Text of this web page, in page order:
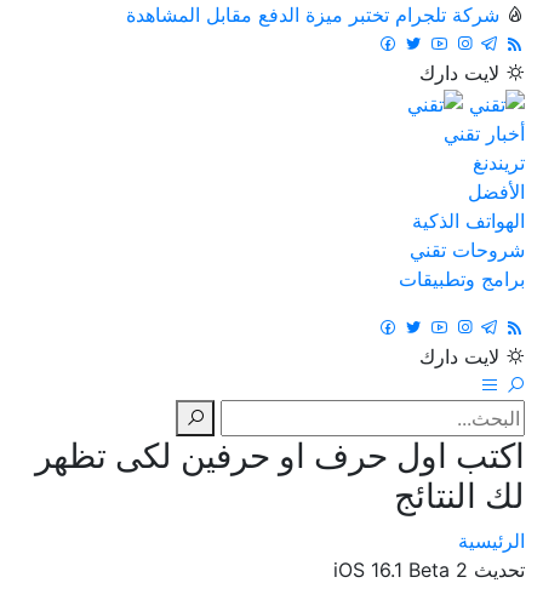
شركة تلجرام تختبر ميزة الدفع مقابل المشاهدة
لايت دارك
أخبار تقني
تريندنغ
الأفضل
الهواتف الذكية
شروحات تقني
برامج وتطبيقات
لايت دارك
اكتب اول حرف او حرفين لكى تظهر
لك النتائج
الرئيسية
تحديث iOS 16.1 Beta 2